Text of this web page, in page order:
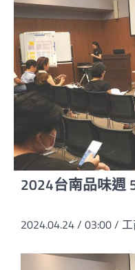
2024台南品味週
2024.04.24 / 03:00 /